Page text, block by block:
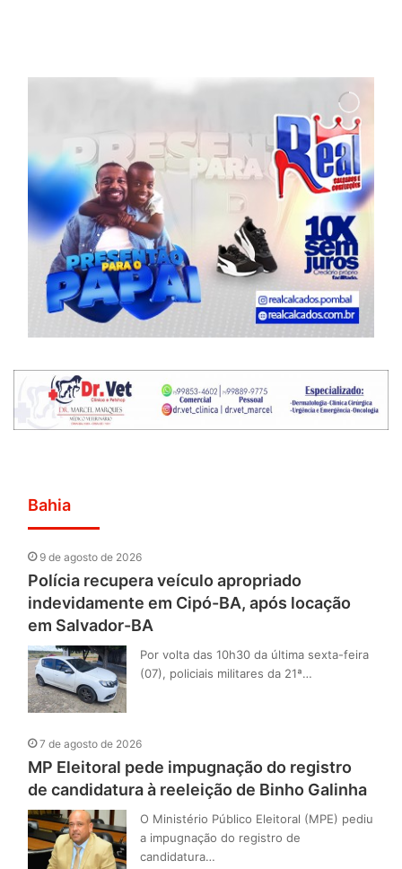
Bahia
9 de agosto de 2026
Polícia recupera veículo apropriado
indevidamente em Cipó-BA, após locação
em Salvador-BA
Por volta das 10h30 da última sexta-feira
(07), policiais militares da 21ª…
7 de agosto de 2026
MP Eleitoral pede impugnação do registro
de candidatura à reeleição de Binho Galinha
O Ministério Público Eleitoral (MPE) pediu
a impugnação do registro de
candidatura…